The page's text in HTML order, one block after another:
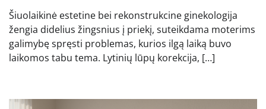
Šiuolaikinė estetine bei rekonstrukcine ginekologija
žengia didelius žingsnius į priekį, suteikdama moterims
galimybę spręsti problemas, kurios ilgą laiką buvo
laikomos tabu tema. Lytinių lūpų korekcija, […]